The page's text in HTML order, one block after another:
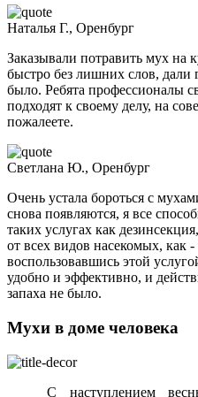
Наталья Г., Оренбург
Заказывали потравить мух на
быстро без лишних слов,
было. Ребята профессионалы
подходят к своему делу, на
пожалеете.
Светлана Ю., Оренбург
Очень устала бороться с
снова появляются, я все
таких услугах как
от всех видов насекомых, как
воспользовавшись этой
удобно и эффективно, и
запаха не было.
Мухи в доме человека
С наступлением весны